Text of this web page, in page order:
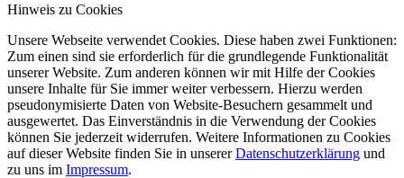
Hinweis zu Cookies
Unsere Webseite verwendet Cookies. Diese haben zwei Funktionen:
Zum einen sind sie erforderlich für die grundlegende Funktionalität
unserer Website. Zum anderen können wir mit Hilfe der Cookies
unsere Inhalte für Sie immer weiter verbessern. Hierzu werden
pseudonymisierte Daten von Website-Besuchern gesammelt und
ausgewertet. Das Einverständnis in die Verwendung der Cookies
können Sie jederzeit widerrufen. Weitere Informationen zu Cookies
auf dieser Website finden Sie in unsererDatenschutzerklärung und
zu uns im Impressum.